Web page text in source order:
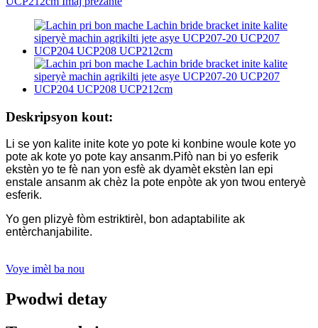
Deskripsyon kout:
Li se yon kalite inite kote yo pote ki konbine woule kote yo
pote ak kote yo pote kay ansanm.Pifò nan bi yo esferik
ekstèn yo te fè nan yon esfè ak dyamèt ekstèn lan epi
enstale ansanm ak chèz la pote enpòte ak yon twou enteryè
esferik.
Yo gen plizyè fòm estriktirèl, bon adaptabilite ak
entèrchanjabilite.
Voye imèl ba nou
Pwodwi detay